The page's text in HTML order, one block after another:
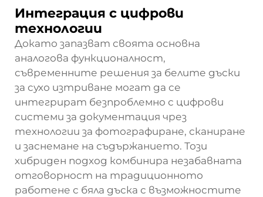
Интеграция с цифрови
технологии
Докато запазват своята основна
аналогова функционалност,
съвременните решения за белите дъски
за сухо изтриване могат да се
интегрират безпроблемно с цифрови
системи за документация чрез
технологии за фотографиране, сканиране
и заснемане на съдържанието. Този
хибриден подход комбинира незабавната
отговорност на традиционното
работене с бяла дъска с възможностите